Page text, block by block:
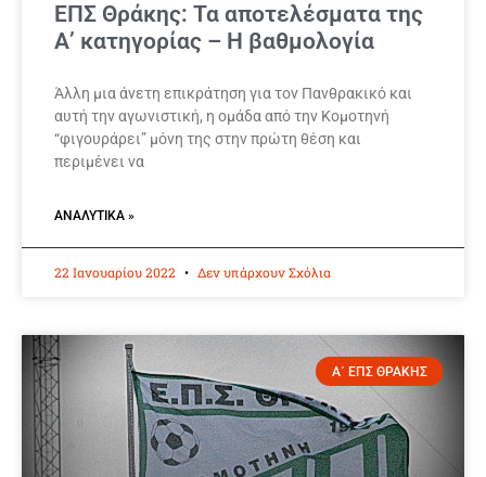
ΕΠΣ Θράκης: Τα αποτελέσματα της
Α’ κατηγορίας – Η βαθμολογία
Άλλη μια άνετη επικράτηση για τον Πανθρακικό και
αυτή την αγωνιστική, η ομάδα από την Κομοτηνή
“φιγουράρει” μόνη της στην πρώτη θέση και
περιμένει να
ΑΝΑΛΥΤΙΚΆ »
22 Ιανουαρίου 2022 Δεν υπάρχουν Σχόλια
Α΄ ΕΠΣ ΘΡΑΚΗΣ